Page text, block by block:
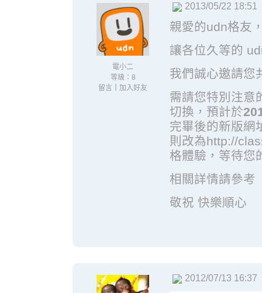
電小二
等級：8
留言
加入好友
2013/05/22 18:51
親愛的udn格友
讓各位久等的
我們誠心邀請您
需請您特別注意
切換，預計於
完畢後的新版網
則改為http://
格體驗，等待您
相關詳情請參考
敬祝 快樂順心
2012/07/13 16:37